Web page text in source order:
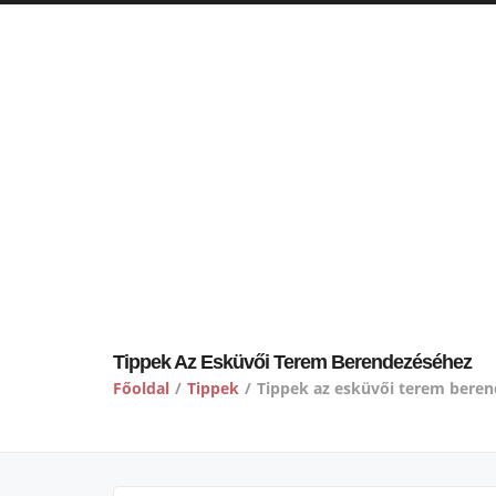
Tippek Az Esküvői Terem Berendezéséhez
Főoldal / Tippek / Tippek az esküvői terem